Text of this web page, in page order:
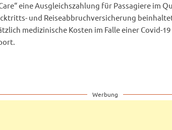
eine Ausgleichszahlung für Passagiere im
und Reiseabbruchversicherung
medizinische Kosten im Falle einer Covid-
Werbung